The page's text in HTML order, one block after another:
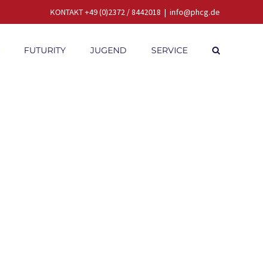
KONTAKT +49 (0)2372 / 8442018 | info@phcg.de
FUTURITY JUGEND SERVICE